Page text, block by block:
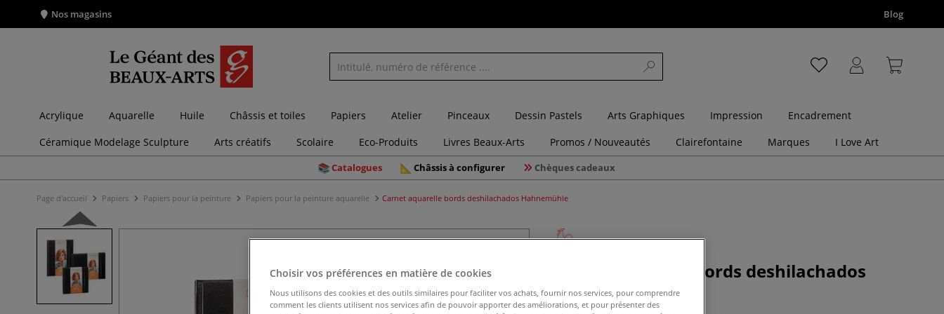
Nos magasins Blog
Acrylique Aquarelle Huile Châssis et toiles Papiers Atelier Pinceaux Dessin Pastels Arts Graphiques Impression
Encadrement
Céramique Modelage Sculpture
Arts créatifs Scolaire Eco-Produits Livres Beaux-Arts Promos / Nouveautés Clairefontaine Marques I Love Art
Catalogues Châssis à configurer Chèques cadeaux
Page d'accueil Papiers Papiers pour la peinture Papiers pour la peinture aquarelle Carnet aquarelle bords deshilachados Hahnemühle
Carnet aquarelle bords deshilachados
Hahnemühle
Choisir vos préférences en matière de cookies
Nous utilisons des cookies et des outils similaires pour faciliter vos achats, fournir nos services, pour comprendre
comment les clients utilisent nos services afin de pouvoir apporter des améliorations, et pour présenter des